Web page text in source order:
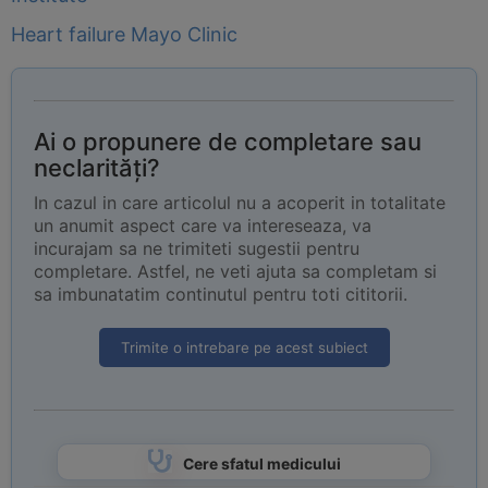
Heart failure Mayo Clinic
Ai o propunere de completare sau
neclarități?
In cazul in care articolul nu a acoperit in totalitate
un anumit aspect care va intereseaza, va
incurajam sa ne trimiteti sugestii pentru
completare. Astfel, ne veti ajuta sa completam si
sa imbunatatim continutul pentru toti cititorii.
Trimite o intrebare pe acest subiect
Cere sfatul medicului